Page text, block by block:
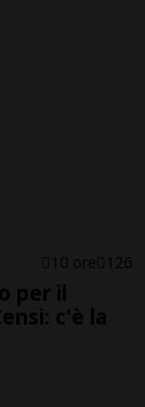
10 ore 126
per il
c'è la